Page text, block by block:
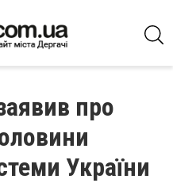
про
України